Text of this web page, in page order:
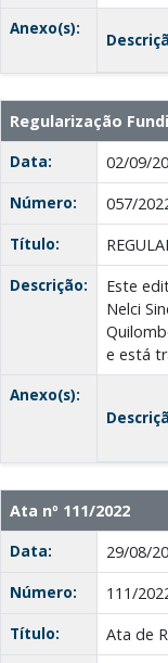
Anexo(s):
Regularização
Data:
02/09/
Número:
057/
Título:
Descrição:
Este
Nelci
e está
Anexo(s):
Ata nº 111/2022
Data:
29/08/
Número:
111/
Título:
Ata de